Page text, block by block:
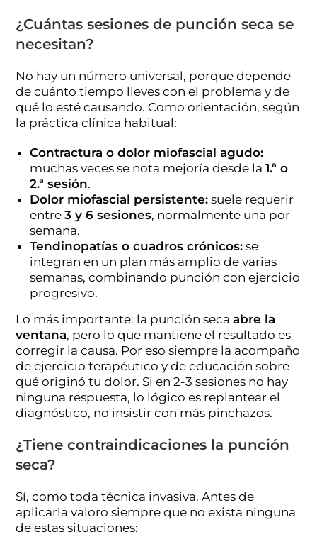
¿Cuántas sesiones de punción seca se
necesitan?
No hay un número universal, porque depende
de cuánto tiempo lleves con el problema y de
qué lo esté causando. Como orientación, según
la práctica clínica habitual:
Contractura o dolor miofascial agudo:
muchas veces se nota mejoría desde la1.ª o
2.ª sesión.
Dolor miofascial persistente: suele requerir
entre3 y 6 sesiones, normalmente una por
semana.
Tendinopatías o cuadros crónicos: se
integran en un plan más amplio de varias
semanas, combinando punción con ejercicio
progresivo.
Lo más importante: la punción secaabre la
ventana, pero lo que mantiene el resultado es
corregir la causa. Por eso siempre la acompaño
de ejercicio terapéutico y de educación sobre
qué originó tu dolor. Si en 2-3 sesiones no hay
ninguna respuesta, lo lógico es replantear el
diagnóstico, no insistir con más pinchazos.
¿Tiene contraindicaciones la punción
seca?
Sí, como toda técnica invasiva. Antes de
aplicarla valoro siempre que no exista ninguna
de estas situaciones: